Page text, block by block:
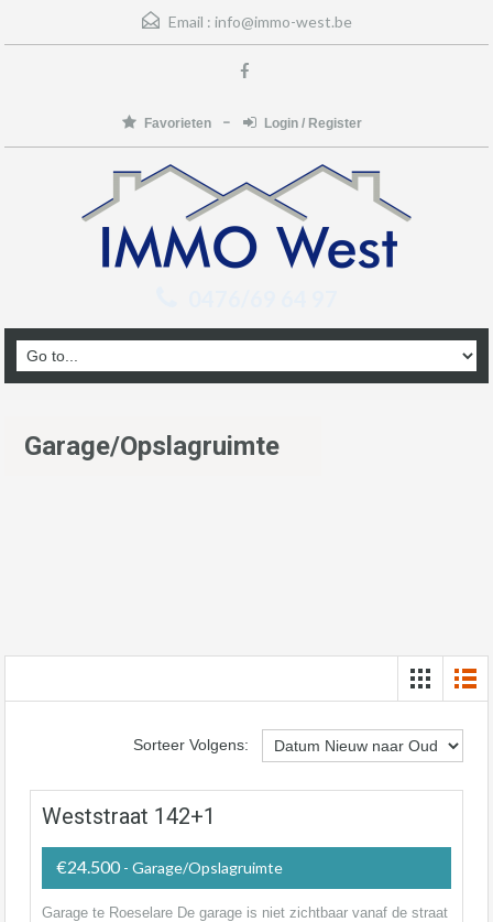
Email : info@immo-west.be
Favorieten Login / Register
Garage/Opslagruimte
Sorteer Volgens:
Weststraat 142+1
€24.500- Garage/Opslagruimte
Garage te Roeselare De garage is niet zichtbaar vanaf de straat